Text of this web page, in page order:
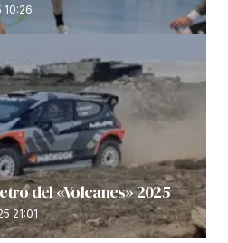
10:26
del «Volcanes» 2025
21:01